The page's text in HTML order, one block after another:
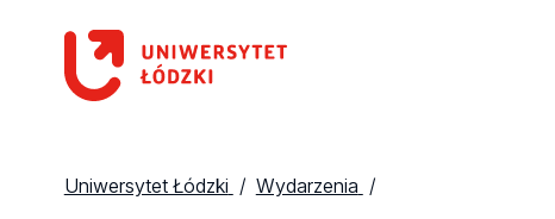
Uniwersytet Łódzki Wydarzenia